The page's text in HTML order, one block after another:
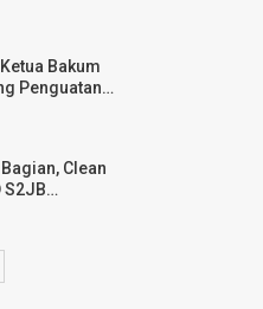
Bakum
Penguatan…
Clean
S2JB…